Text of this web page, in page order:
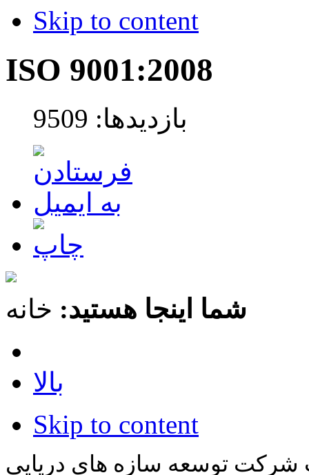
Skip to content
ISO 9001:2008
بازدیدها: 9509
شما اینجا هستید: خانه
بالا
Skip to content
شرکت توسعه سازه های دریایی